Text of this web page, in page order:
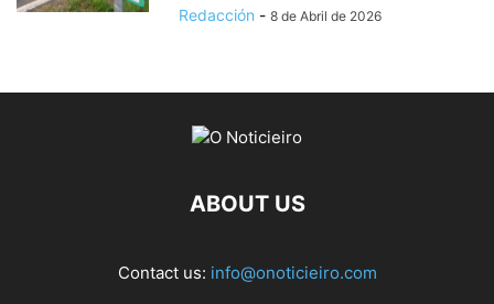
Redacción - 8 de Abril de 2026
ABOUT US
Contact us: info@onoticieiro.com